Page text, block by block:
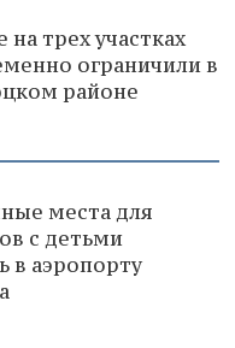
трех участках
ограничили в
районе
места для
с детьми
в аэропорту